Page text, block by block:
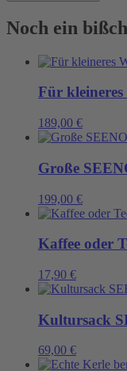
Noch ein
Für kleineres
189,00 €
Große
199,00 €
Kaffee oder
17,90 €
Kultursack
69,00 €